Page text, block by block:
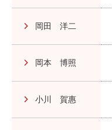
岡田 洋二
岡本 博照
小川 賀惠